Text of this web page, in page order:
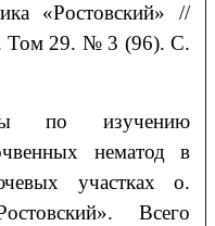
«Ростовский»//
Том 29. № 3 (96). С.
по изучению
нематод в
участках о.
Всего